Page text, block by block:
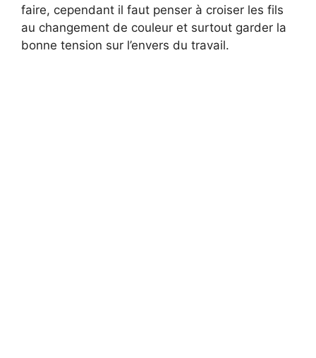
faire, cependant il faut penser à croiser les fils
au changement de couleur et surtout garder la
bonne tension sur l’envers du travail.